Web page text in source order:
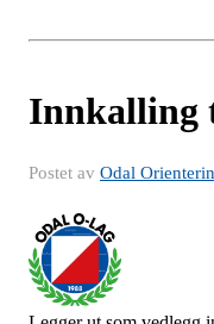
Innkalling
Postet av Odal